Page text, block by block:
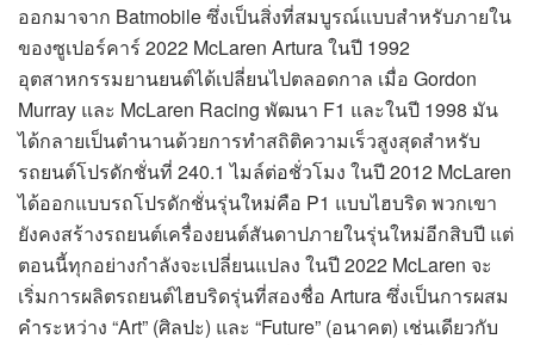
ออกมาจาก Batmobile ซึ่งเป็นสิ่งที่สมบูรณ์แบบสำหรับภายใน
ของซูเปอร์คาร์ 2022 McLaren Artura ในปี 1992
อุตสาหกรรมยานยนต์ได้เปลี่ยนไปตลอดกาล เมื่อ Gordon
Murray และ McLaren Racing พัฒนา F1 และในปี 1998 มัน
ได้กลายเป็นตำนานด้วยการทำสถิติความเร็วสูงสุดสำหรับ
รถยนต์โปรดักชั่นที่ 240.1 ไมล์ต่อชั่วโมง ในปี 2012 McLaren
ได้ออกแบบรถโปรดักชั่นรุ่นใหม่คือ P1 แบบไฮบริด พวกเขา
ยังคงสร้างรถยนต์เครื่องยนต์สันดาปภายในรุ่นใหม่อีกสิบปี แต่
ตอนนี้ทุกอย่างกำลังจะเปลี่ยนแปลง ในปี 2022 McLaren จะ
เริ่มการผลิตรถยนต์ไฮบริดรุ่นที่สองชื่อ Artura ซึ่งเป็นการผสม
คำระหว่าง “Art” (ศิลปะ) และ “Future” (อนาคต) เช่นเดียวกับ